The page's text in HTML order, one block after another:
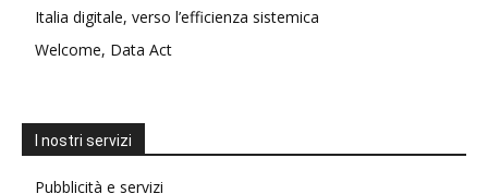
Italia digitale, verso l’efficienza sistemica
Welcome, Data Act
I nostri servizi
Pubblicità e servizi